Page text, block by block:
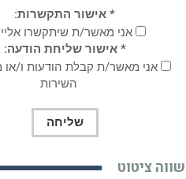
* אישור התקשרות:
אני מאשר/ת שיתקשרו
* אישור שליחת הודעה:
אני מאשר/ת קבלת הודעות ו/או
השירות
שווה ציטוט